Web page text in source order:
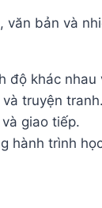
bản và
độ khác nhau
truyện tranh.
giao tiếp.
hành trình